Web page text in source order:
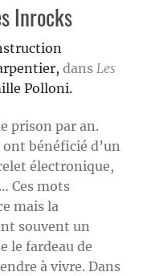
Inrocks
dansLes
Polloni.
prison par an.
bénéficié d’un
électronique,
Ces mots
mais la
souvent un
le fardeau de
à vivre. Dans